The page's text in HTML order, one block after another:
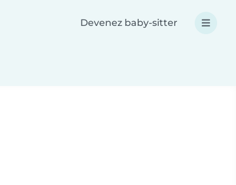
Devenez baby-sitter